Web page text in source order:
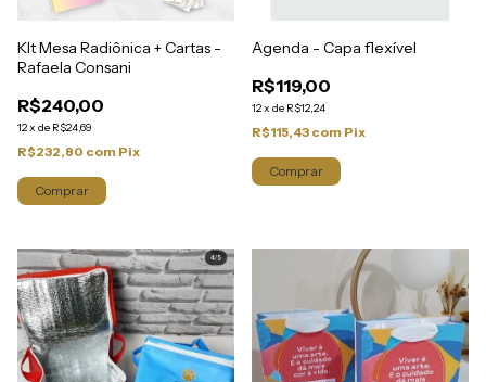
KIt Mesa Radiônica + Cartas -
Rafaela Consani
R$240,00
12x de R$24,69
R$232,80 com Pix
Agenda - Capa flexível
R$119,00
12x de R$12,24
R$115,43 com Pix